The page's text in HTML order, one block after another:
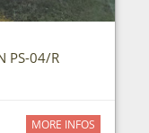
PS-04/R
MORE INFOS